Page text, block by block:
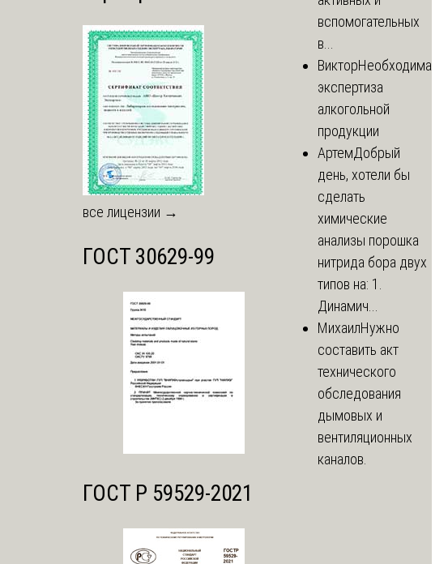
все лицензии →
ГОСТ 30629-99
ГОСТ Р 59529-2021
вспомогательных
в...
ВикторНеобходима
экспертиза
алкогольной
продукции
АртемДобрый
день, хотели бы
сделать
химические
анализы порошка
нитрида бора двух
типов на: 1.
Динамич...
МихаилНужно
составить акт
технического
обследования
дымовых и
вентиляционных
каналов.